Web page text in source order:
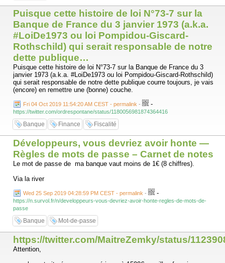
Puisque cette histoire de loi N°73-7 sur la
Banque de France du 3 janvier 1973 (a.k.a.
#LoiDe1973 ou loi Pompidou-Giscard-
Rothschild) qui serait responsable de notre
dette publique…
Puisque cette histoire de loi N°73-7 sur la Banque de France du 3
janvier 1973 (a.k.a. #LoiDe1973 ou loi Pompidou-Giscard-Rothschild)
qui serait responsable de notre dette publique courre toujours, je vais
(encore) en remettre une (bonne) couche.
Fri 04 Oct 2019 11:54:20 AM CEST - permalink - -
https://twitter.com/ordrespontane/status/1180056981874364416
Banque Finance Fiscalité
Développeurs, vous devriez avoir honte —
Règles de mots de passe – Carnet de notes
Le mot de passe de ma banque vaut moins de 1€ (8 chiffres).
Via la river
Wed 25 Sep 2019 04:28:59 PM CEST - permalink - -
https://n.survol.fr/n/developpeurs-vous-devriez-avoir-honte-regles-de-mots-de-
passe
Banque Mot-de-passe
https://twitter.com/MaitreZemky/status/
Attention,